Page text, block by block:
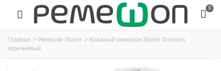
0
Главная > Ремешки Stailer > Кожаный ремешок Stailer Dresden,
коричневый